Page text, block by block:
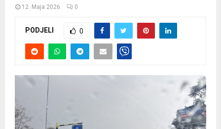
12. Maja 2026. 0
PODJELI 0